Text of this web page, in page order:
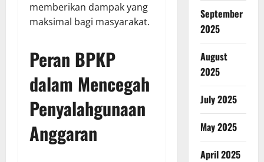
memberikan dampak yang
maksimal bagi masyarakat.
Peran BPKP
dalam Mencegah
Penyalahgunaan
Anggaran
September
2025
August
2025
July 2025
May 2025
April 2025